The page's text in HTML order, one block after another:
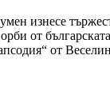
изнесе
от
от